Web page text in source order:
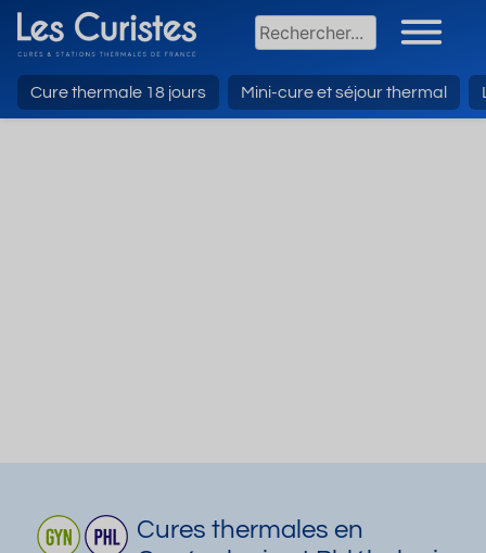
Cure thermale 18 jours Mini-cure et séjour thermal
Cures thermales en